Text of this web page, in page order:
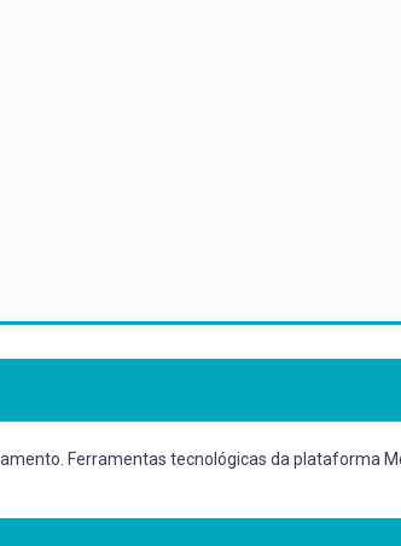
Ferramentas tecnológicas da plataforma